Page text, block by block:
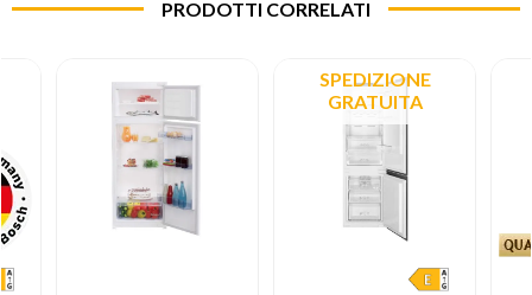
PRODOTTI CORRELATI
SPEDIZIONE
GRATUITA